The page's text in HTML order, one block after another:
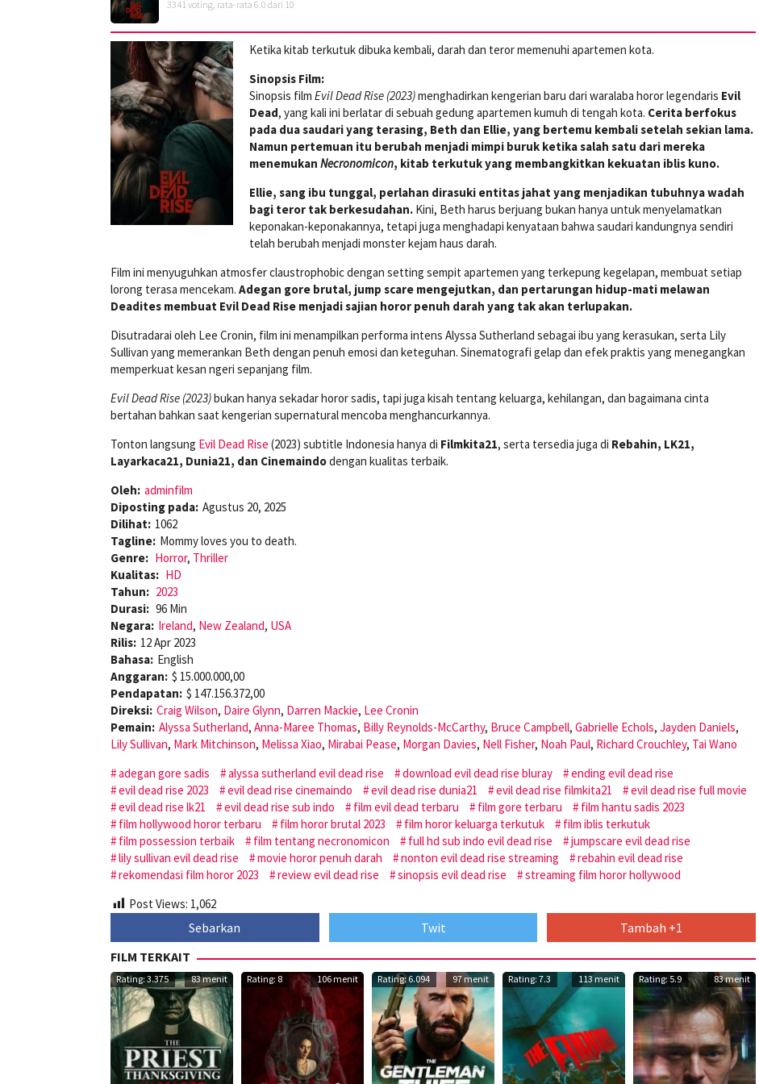
3341 voting, rata-rata 6.0 dari 10
Ketika kitab terkutuk dibuka kembali, darah dan teror memenuhi apartemen kota.
Sinopsis Film:
Sinopsis film Evil Dead Rise (2023)menghadirkan kengerian baru dari waralaba horor legendaris Evil
Dead, yang kali ini berlatar di sebuah gedung apartemen kumuh di tengah kota. Cerita berfokus
pada dua saudari yang terasing, Beth dan Ellie, yang bertemu kembali setelah sekian lama.
Namun pertemuan itu berubah menjadi mimpi buruk ketika salah satu dari mereka
menemukan Necronomicon, kitab terkutuk yang membangkitkan kekuatan iblis kuno.
Ellie, sang ibu tunggal, perlahan dirasuki entitas jahat yang menjadikan tubuhnya wadah
bagi teror tak berkesudahan. Kini, Beth harus berjuang bukan hanya untuk menyelamatkan
keponakan-keponakannya, tetapi juga menghadapi kenyataan bahwa saudari kandungnya sendiri
telah berubah menjadi monster kejam haus darah.
Film ini menyuguhkan atmosfer claustrophobic dengan setting sempit apartemen yang terkepung kegelapan, membuat setiap
lorong terasa mencekam. Adegan gore brutal, jump scare mengejutkan, dan pertarungan hidup-mati melawan
Deadites membuat Evil Dead Rise menjadi sajian horor penuh darah yang tak akan terlupakan.
Disutradarai oleh Lee Cronin, film ini menampilkan performa intens Alyssa Sutherland sebagai ibu yang kerasukan, serta Lily
Sullivan yang memerankan Beth dengan penuh emosi dan keteguhan. Sinematografi gelap dan efek praktis yang menegangkan
memperkuat kesan ngeri sepanjang film.
Evil Dead Rise (2023)bukan hanya sekadar horor sadis, tapi juga kisah tentang keluarga, kehilangan, dan bagaimana cinta
bertahan bahkan saat kengerian supernatural mencoba menghancurkannya.
Tonton langsung Evil Dead Rise (2023) subtitle Indonesia hanya di Filmkita21, serta tersedia juga di Rebahin, LK21,
Layarkaca21, Dunia21, dan Cinemaindodengan kualitas terbaik.
Oleh: adminfilm
Diposting pada: Agustus 20, 2025
Dilihat: 1062
Tagline: Mommy loves you to death.
Genre: Horror, Thriller
Kualitas: HD
Tahun: 2023
Durasi: 96 Min
Negara: Ireland, New Zealand, USA
Rilis: 12 Apr 2023
Bahasa: English
Anggaran: $ 15.000.000,00
Pendapatan: $ 147.156.372,00
Direksi: Craig Wilson, Daire Glynn, Darren Mackie, Lee Cronin
Pemain: Alyssa Sutherland, Anna-Maree Thomas, Billy Reynolds-McCarthy, Bruce Campbell, Gabrielle Echols, Jayden Daniels,
Lily Sullivan, Mark Mitchinson, Melissa Xiao, Mirabai Pease, Morgan Davies, Nell Fisher, Noah Paul, Richard Crouchley, Tai Wano
adegan gore sadis
alyssa sutherland evil dead rise download evil dead rise bluray
ending evil dead rise
evil dead rise 2023
evil dead rise cinemaindo evil dead rise dunia21 evil dead rise filmkita21
evil dead rise full movie
evil dead rise lk21
evil dead rise sub indo film evil dead terbaru film gore terbaru
film hantu sadis 2023
film hollywood horor terbaru
film horor brutal 2023 film horor keluarga terkutuk
film iblis terkutuk
film possession terbaik
film tentang necronomicon full hd sub indo evil dead rise
jumpscare evil dead rise
lily sullivan evil dead rise
movie horor penuh darah nonton evil dead rise streaming
rebahin evil dead rise
rekomendasi film horor 2023
review evil dead rise sinopsis evil dead rise
streaming film horor hollywood
Post Views: 1,062
Sebarkan Twit
Tambah +1
FILM TERKAIT
Rating: 3.375 83 menit Rating: 8 106 menit Rating: 6.094 97 menit Rating: 7.3 113 menit Rating: 5.9 83 menit